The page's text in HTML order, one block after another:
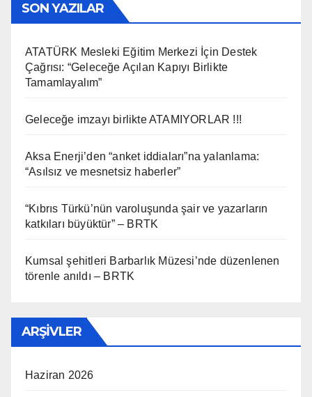
SON YAZILAR
ATATÜRK Mesleki Eğitim Merkezi İçin Destek
Çağrısı: “Geleceğe Açılan Kapıyı Birlikte
Tamamlayalım”
Geleceğe imzayı birlikte ATAMIYORLAR !!!
Aksa Enerji’den “anket iddiaları”na yalanlama:
“Asılsız ve mesnetsiz haberler”
“Kıbrıs Türkü’nün varoluşunda şair ve yazarların
katkıları büyüktür” – BRTK
Kumsal şehitleri Barbarlık Müzesi’nde düzenlenen
törenle anıldı – BRTK
ARŞIVLER
Haziran 2026